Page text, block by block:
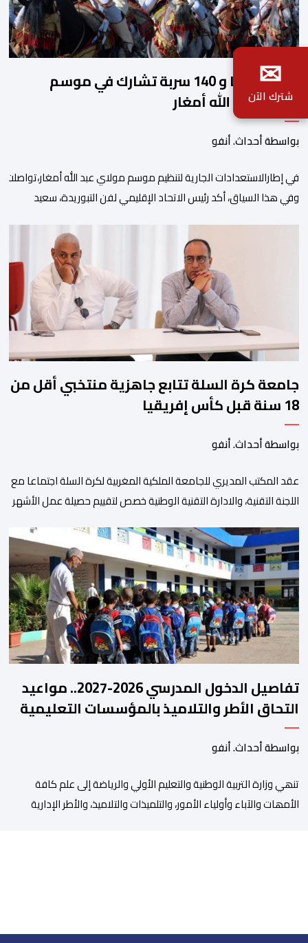
2140 فارسا و 140 سربة تشارك في موسم
مولاي عبد الله أمغار
بواسطة أحداث. أنفو
في إطارالاستعدادات الجارية لتنظيم موسم مولاي عبد الله
وفي هذا السياق، أكد رئيس الاتحاد الإقليمي لفن التبوريدة، سعيد
ولم تخل هذه الدورة من مؤشرات إيجابية على مستوى تنوعالمشاركة،
وتبرز هذه الأرقام الحجم الكبير الذي باتت تعرفه تظاهرةالتبوريدة
ومن المرتقب أن تعرف فعاليات الموسم إقبالا جماهيريا
واسعا،في ظل الشغف الكبير الذي يحظى به فن التبوريدة، باعتبارهأحد
جامعة كرة السلة تتابع جاهزية منتخبي أقل من
18 سنة قبل كأس إفريقيا
بواسطة أحداث. أنفو
عقد المكتب المديري للجامعة الملكية المغربية لكرة السلة اجتماعا مع
اللجنة التقنية، والادارة التقنية الوطنية خصص لتقييم حصيلة عمل الأشهر
المنتخبات الوطنية خلال الفترة الأخيرة. وشهد الاجتماع تقديم عرض
مفصل حول مشاركة المنتخبين الوطنيين لأقل من 18 سنة، إناثا وذكورا،
من طرف اللجنة التقنية التي واكبت كل […]
تفاصيل الدخول المدرسي 2026-2027.. مواعيد
التحاق الأطر والتلاميذ بالمؤسسات التعليمية
بواسطة أحداث. أنفو
تنھي وزارة التربیة الوطنیة والتعلیم الأولي والریاضة إلى علم كافة
الأمھات والآباء وأولیاء الأمور، والتلمیذات والتلامیذ، والأطر الإداریة
✉
شترك الآن